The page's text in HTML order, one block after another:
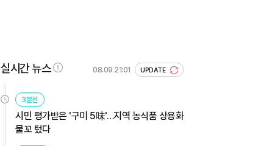
실시간 뉴스 08.09 21:01 UPDATE
3분전
시민 평가받은 '구미 5味'…지역 농식품 상용화
물꼬 텄다